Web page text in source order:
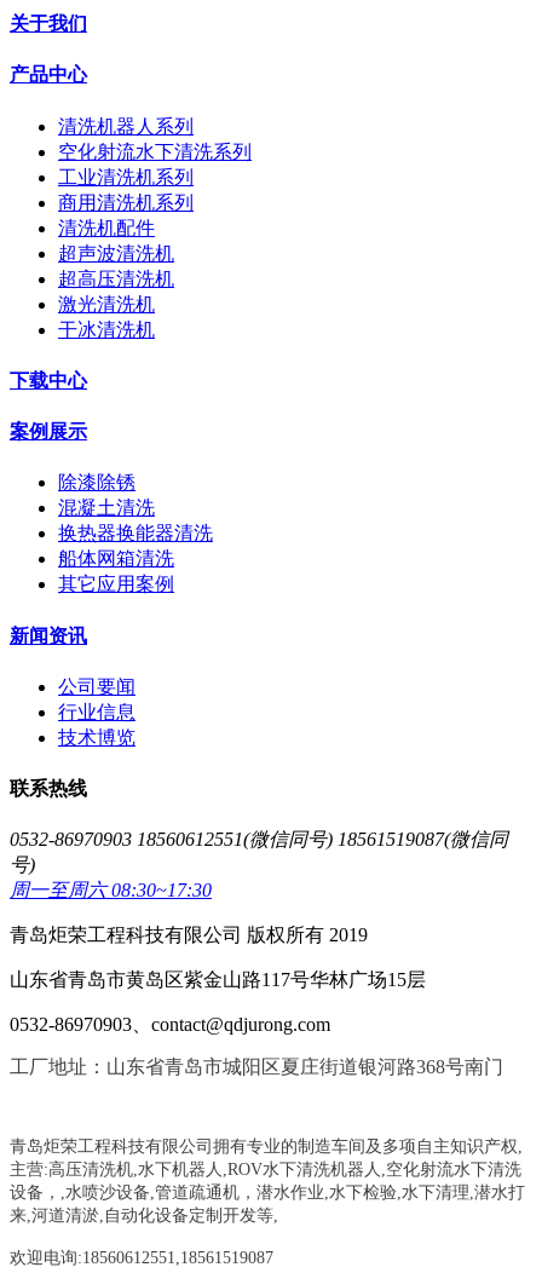
关于我们
产品中心
清洗机器人系列
空化射流水下清洗系列
工业清洗机系列
商用清洗机系列
清洗机配件
超声波清洗机
超高压清洗机
激光清洗机
干冰清洗机
下载中心
案例展示
除漆除锈
混凝土清洗
换热器换能器清洗
船体网箱清洗
其它应用案例
新闻资讯
公司要闻
行业信息
技术博览
联系热线
0532-86970903 18560612551(微信同号) 18561519087(微信同
号)
周一至周六 08:30~17:30
青岛炬荣工程科技有限公司 版权所有 2019
山东省青岛市黄岛区紫金山路117号华林广场15层
0532-86970903、contact@qdjurong.com
工厂地址：山东省青岛市城阳区夏庄街道银河路368号南门
青岛炬荣工程科技有限公司拥有专业的制造车间及多项自主知识产权,
主营:高压清洗机,水下机器人,ROV水下清洗机器人,空化射流水下清洗
设备， ,水喷沙设备,管道疏通机 ， 潜水作业,水下检验,水下清理,潜水打
来,河道清淤,自动化设备定制开发等,
欢迎电询:18560612551,18561519087